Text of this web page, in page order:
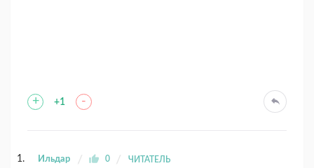
+ +1 -
Ильдар 0 ЧИТАТЕЛЬ